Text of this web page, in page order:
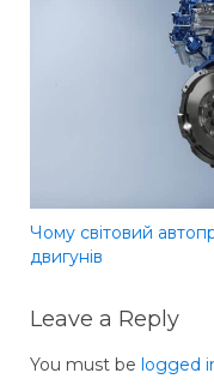
Чому світовий
двигунів
Leave a Reply
You must be logged